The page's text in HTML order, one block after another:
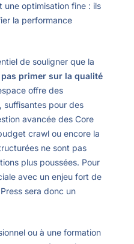
optimisation fine : ils
la performance
de souligner que la
primer sur la qualité
offre des
suffisantes pour des
avancée des Core
crawl ou encore la
ne sont pas
plus poussées. Pour
avec un enjeu fort de
sera donc un
ou à une formation